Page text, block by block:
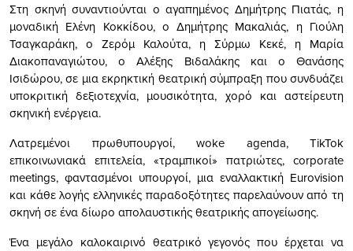
Στη σκηνή συναντιούνται ο αγαπημένος Δημήτρης Πιατάς, η
μοναδική Ελένη Κοκκίδου, ο Δημήτρης Μακαλιάς, η Γιούλη
Τσαγκαράκη, ο Ζερόμ Καλούτα, η Σύρμω Κεκέ, η Μαρία
Διακοπαναγιώτου, ο Αλέξης Βιδαλάκης και ο Θανάσης
Ισιδώρου, σε μια εκρηκτική θεατρική σύμπραξη που συνδυάζει
υποκριτική δεξιοτεχνία, μουσικότητα, χορό και αστείρευτη
σκηνική ενέργεια.
Λατρεμένοι πρωθυπουργοί, woke agenda, TikTok
επικοινωνιακά επιτελεία, «τραμπικοί» πατριώτες, corporate
meetings, φαντασμένοι υπουργοί, μια εναλλακτική Eurovision
και κάθε λογής ελληνικές παραδοξότητες παρελαύνουν από τη
σκηνή σε ένα δίωρο απολαυστικής θεατρικής απογείωσης.
Ένα μεγάλο καλοκαιρινό θεατρικό γεγονός που έρχεται να